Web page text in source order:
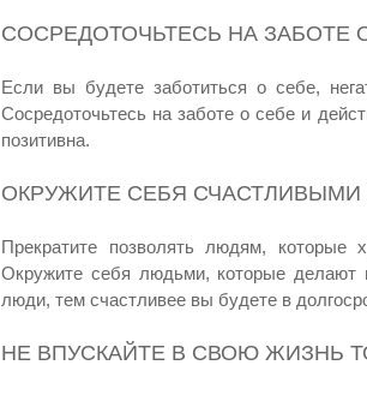
СОСРЕДОТОЧЬТЕСЬ НА ЗАБОТЕ
Если вы будете заботиться о себе,
Сосредоточьтесь на заботе о себе и
позитивна.
ОКРУЖИТЕ СЕБЯ
Прекратите позволять людям, которые
Окружите себя людьми, которые делают
люди, тем счастливее вы будете в
НЕ ВПУСКАЙТЕ В СВОЮ ЖИЗНЬ